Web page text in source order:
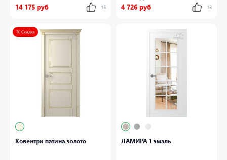
14 175 руб 15 4 726 руб 13
70 Скидка
Ковентри патина золото ЛАМИРА 1 эмаль